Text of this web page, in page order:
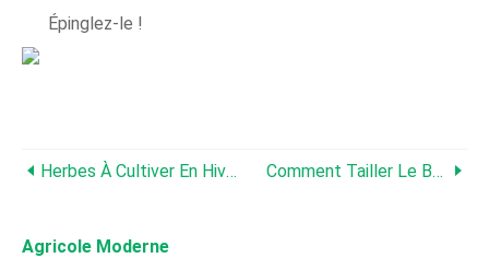
Épinglez-le !
Herbes À Cultiver En Hiver :9 Choix Pour Une Récolte De Saison Froide Comment Tailler Le Basilic Pour Les Gros, Plantes Buissonnantes Et Rendements Plus Importants
Agricole Moderne